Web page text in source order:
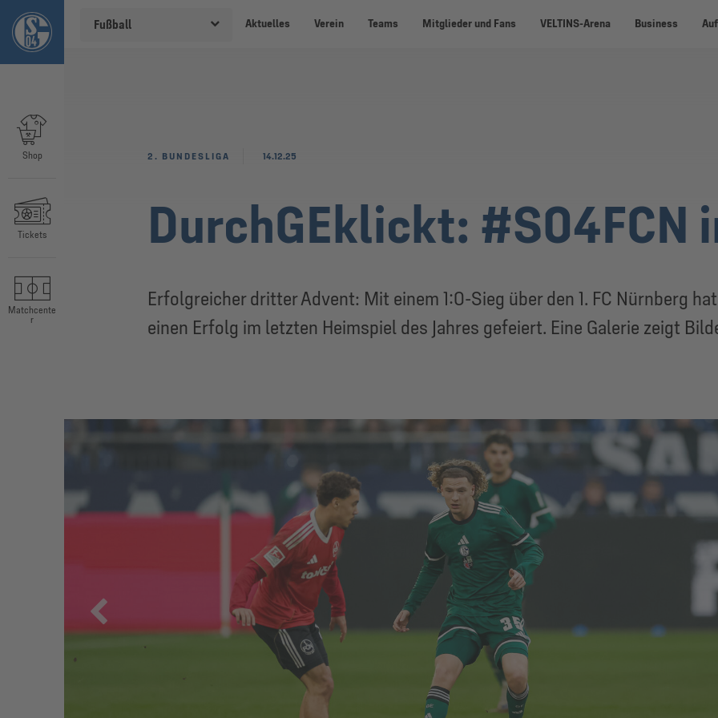
Fußball Aktuelles Verein Teams Mitglieder und Fans VELTINS-Arena Business
Shop
Tickets
Matchcente
r
DurchGEklickt: #S04FCN
Erfolgreicher dritter Advent: Mit einem 1:0-Sieg über den 1. FC Nürnberg
einen Erfolg im letzten Heimspiel des Jahres gefeiert. Eine Galerie zeigt
2. BUNDESLIGA 14.12.25